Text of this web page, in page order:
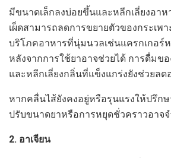
มีขนาดเล็กลงบ่อยขึ้นและหลีกเลี่ยงอา
เผ็ดสามารถลดการขยายตัวของกระเพ
บริโภคอาหารที่นุ่มนวลเช่นแครกเกอร์
หลังจากการใช้ยาอาจช่วยได้ การดื่มข
และหลีกเลี่ยงกลิ่นที่แข็งแกร่งยังช่วยลด
หากคลื่นไส้ยังคงอยู่หรือรุนแรงให้ปรึก
ปรับขนาดยาหรือการหยุดชั่วคราวอาจจ
2. อาเจียน